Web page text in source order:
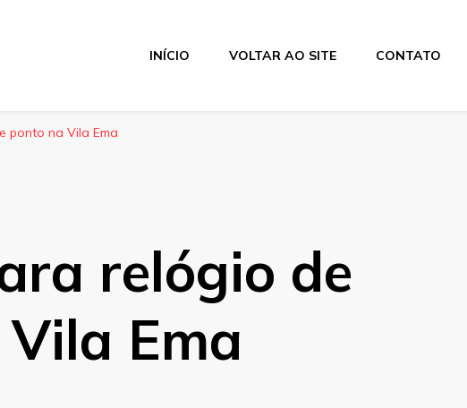
INÍCIO VOLTAR AO SITE CONTATO
ponto na Vila Ema
relógio de
Ema